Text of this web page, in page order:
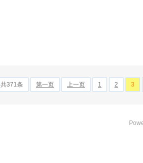
共371条 第一页 上一页 1 2 3